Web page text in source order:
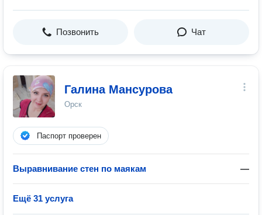
Позвонить Чат
Галина Мансурова
Орск
Паспорт проверен
Выравнивание стен по маякам —
Ещё 31 услуга